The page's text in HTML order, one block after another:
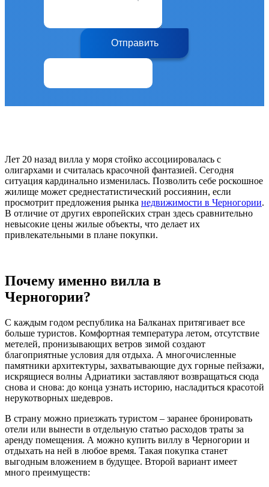
Отправить
Лет 20 назад вилла у моря стойко ассоциировалась с
олигархами и считалась красочной фантазией. Сегодня
ситуация кардинально изменилась. Позволить себе роскошное
жилище может среднестатистический россиянин, если
просмотрит предложения рынка недвижимости в Черногории.
В отличие от других европейских стран здесь сравнительно
невысокие цены жилые объекты, что делает их
привлекательными в плане покупки.
Почему именно вилла в
Черногории?
С каждым годом республика на Балканах притягивает все
больше туристов. Комфортная температура летом, отсутствие
метелей, пронизывающих ветров зимой создают
благоприятные условия для отдыха. А многочисленные
памятники архитектуры, захватывающие дух горные пейзажи,
искрящиеся волны Адриатики заставляют возвращаться сюда
снова и снова: до конца узнать историю, насладиться красотой
нерукотворных шедевров.
В страну можно приезжать туристом – заранее бронировать
отели или вынести в отдельную статью расходов траты за
аренду помещения. А можно купить виллу в Черногории и
отдыхать на ней в любое время. Такая покупка станет
выгодным вложением в будущее. Второй вариант имеет
много преимуществ: